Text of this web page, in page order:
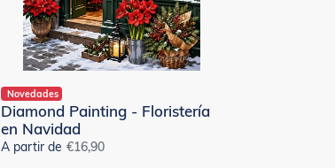
Novedades
Diamond Painting - Floristería
en Navidad
A partir de Precio
€16,90